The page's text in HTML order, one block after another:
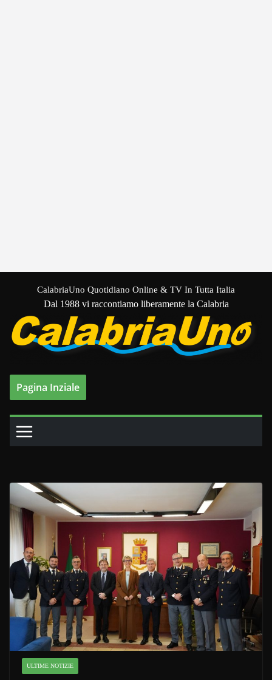
contenuto
CalabriaUno Quotidiano Online & TV In Tutta Italia
Dal 1988 vi raccontiamo liberamente la Calabria
Pagina Inziale
ULTIME NOTIZIE